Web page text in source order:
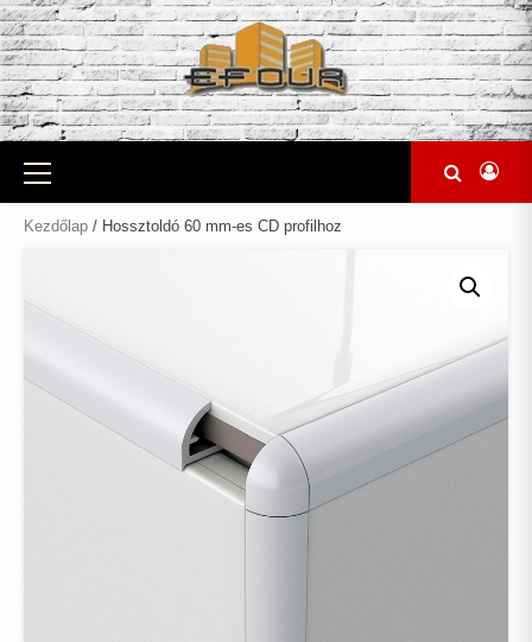
Skip
to
content
Primary
Menu
Kezdőlap / Hossztoldó 60 mm-es CD profilhoz